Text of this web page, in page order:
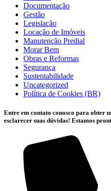
Documentação
Gestão
Legislação
Locação de Imóveis
Manutenção Predial
Morar Bem
Obras e Reformas
Segurança
Sustentabilidade
Uncategorized
Política de Cookies (BR)
Entre em contato conosco para obter
esclarecer suas dúvidas! Estamos